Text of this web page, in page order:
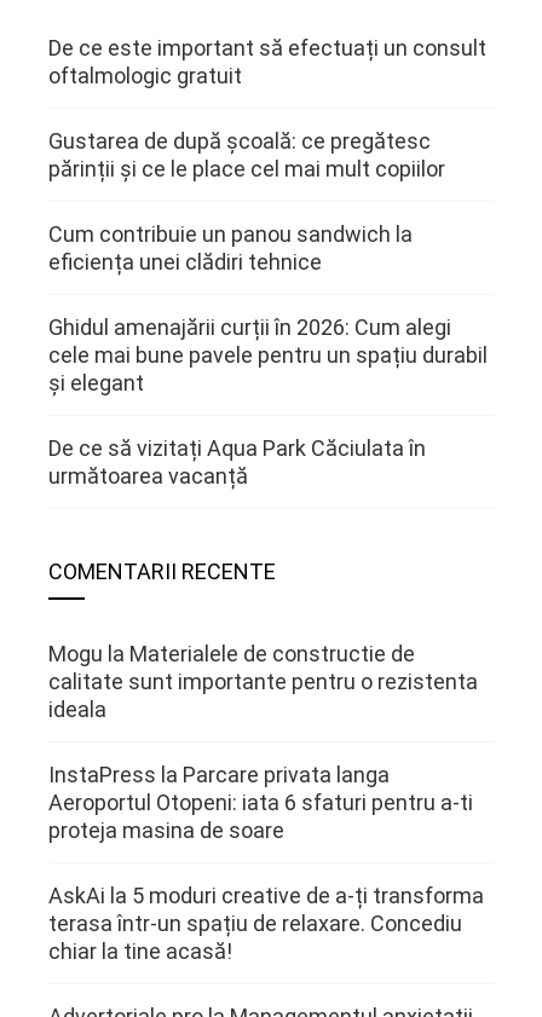
De ce este important să efectuați un consult
oftalmologic gratuit
Gustarea de după școală: ce pregătesc
părinții și ce le place cel mai mult copiilor
Cum contribuie un panou sandwich la
eficiența unei clădiri tehnice
Ghidul amenajării curții în 2026: Cum alegi
cele mai bune pavele pentru un spațiu durabil
și elegant
De ce să vizitați Aqua Park Căciulata în
următoarea vacanță
COMENTARII RECENTE
Mogu la Materialele de constructie de
calitate sunt importante pentru o rezistenta
ideala
InstaPress la Parcare privata langa
Aeroportul Otopeni: iata 6 sfaturi pentru a-ti
proteja masina de soare
AskAi la 5 moduri creative de a-ți transforma
terasa într-un spațiu de relaxare. Concediu
chiar la tine acasă!